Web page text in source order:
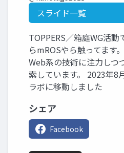
スライド一覧
TOPPERS／箱庭WG活
らmROSやら触ってます
Web系の技術に注力しつ
索しています。 2023年8
ラボに移動しました
シェア
Facebook